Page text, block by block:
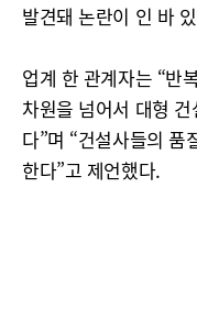
발견돼 논란이 인 바
업계 한 관계자는 “반
차원을 넘어서 대형
다”며 “건설사들의 품
한다”고 제언했다.